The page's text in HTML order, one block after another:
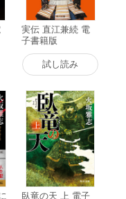
実伝 直江兼続 電
子書籍版
試し読み
臥竜の天 上 電子